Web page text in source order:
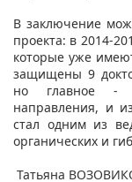
В заключение
проекта: в 2014-
которые уже
защищены 9
но главное -
направления, и
стал одним из
органических и
Татьяна